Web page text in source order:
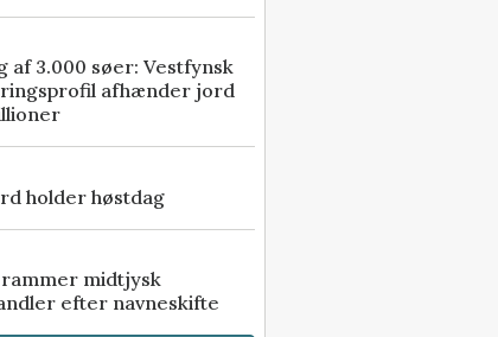
af 3.000 søer: Vestfynsk
afhænder jord
holder høstdag
midtjysk
efter navneskifte